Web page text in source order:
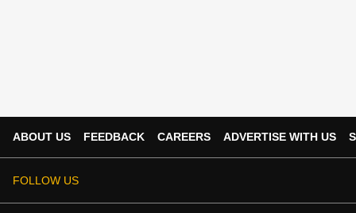
ABOUT US FEEDBACK CAREERS ADVERTISE WITH US
FOLLOW US